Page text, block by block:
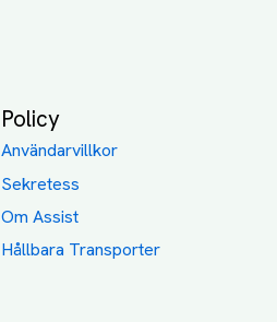
Policy
Användarvillkor
Sekretess
Om Assist
Hållbara Transporter